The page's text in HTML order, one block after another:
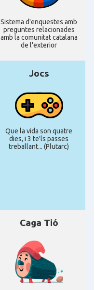
Sistema d'enquestes amb
preguntes relacionades
amb la comunitat catalana
de l'exterior
Jocs
Que la vida son quatre
dies, i 3 te'ls passes
treballant... (Plutarc)
Caga Tió